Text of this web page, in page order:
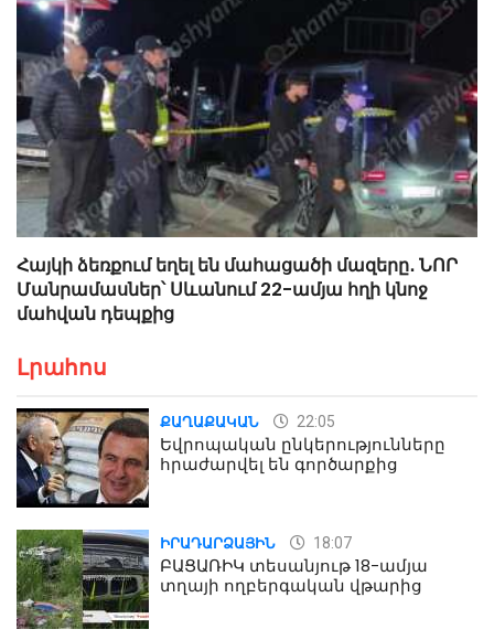
Հայկի ձեռքում եղել են մահացածի մազերը․ ՆՈՐ
Մանրամասներ՝ Սևանում 22-ամյա հղի կնոջ
մահվան դեպքից
Լրահոս
ՔԱՂԱՔԱԿԱՆ 22:05
Եվրոպական ընկերությունները
հրաժարվել են գործարքից
ԻՐԱԴԱՐՁԱՅԻՆ 18:07
ԲԱՑԱՌԻԿ տեսանյութ 18-ամյա
տղայի ողբերգական վթարից